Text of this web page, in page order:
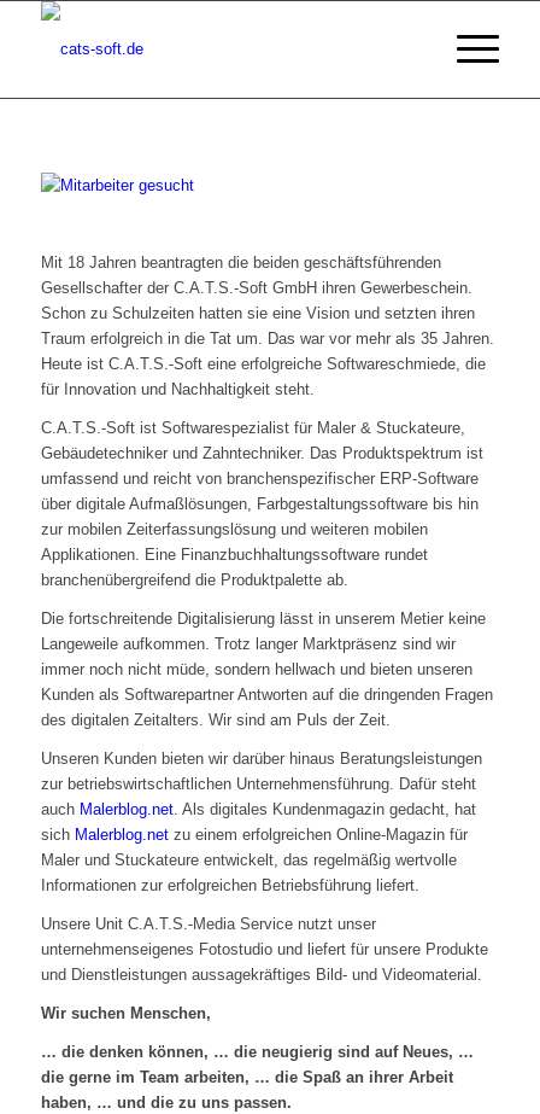
Mit 18 Jahren beantragten die beiden geschäftsführenden
Gesellschafter der C.A.T.S.-Soft GmbH ihren Gewerbeschein.
Schon zu Schulzeiten hatten sie eine Vision und setzten ihren
Traum erfolgreich in die Tat um. Das war vor mehr als 35 Jahren.
Heute ist C.A.T.S.-Soft eine erfolgreiche Softwareschmiede, die
für Innovation und Nachhaltigkeit steht.
C.A.T.S.-Soft ist Softwarespezialist für Maler & Stuckateure,
Gebäudetechniker und Zahntechniker. Das Produktspektrum ist
umfassend und reicht von branchenspezifischer ERP-Software
über digitale Aufmaßlösungen, Farbgestaltungssoftware bis hin
zur mobilen Zeiterfassungslösung und weiteren mobilen
Applikationen. Eine Finanzbuchhaltungssoftware rundet
branchenübergreifend die Produktpalette ab.
Die fortschreitende Digitalisierung lässt in unserem Metier keine
Langeweile aufkommen. Trotz langer Marktpräsenz sind wir
immer noch nicht müde, sondern hellwach und bieten unseren
Kunden als Softwarepartner Antworten auf die dringenden Fragen
des digitalen Zeitalters. Wir sind am Puls der Zeit.
Unseren Kunden bieten wir darüber hinaus Beratungsleistungen
zur betriebswirtschaftlichen Unternehmensführung. Dafür steht
auch Malerblog.net. Als digitales Kundenmagazin gedacht, hat
sich Malerblog.netzu einem erfolgreichen Online-Magazin für
Maler und Stuckateure entwickelt, das regelmäßig wertvolle
Informationen zur erfolgreichen Betriebsführung liefert.
Unsere Unit C.A.T.S.-Media Service nutzt unser
unternehmenseigenes Fotostudio und liefert für unsere Produkte
und Dienstleistungen aussagekräftiges Bild- und Videomaterial.
Wir suchen Menschen,
… die denken können, … die neugierig sind auf Neues, …
die gerne im Team arbeiten, … die Spaß an ihrer Arbeit
haben, … und die zu uns passen.